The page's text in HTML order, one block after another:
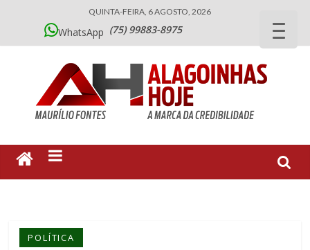
QUINTA-FEIRA, 6 AGOSTO, 2026
WhatsApp (75) 99883-8975
POLÍTICA